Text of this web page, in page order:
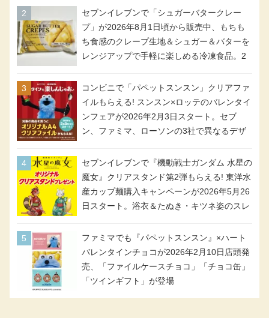
アメリカンドッグが税抜き69円!
セブンイレブンで「シュガーバタークレー
プ」が2026年8月1日頃から販売中、もちも
ち食感のクレープ生地＆シュガー＆バターを
レンジアップで手軽に楽しめる冷凍食品。2
コンビニで「パペットスンスン」クリアファ
イルもらえる! スンスン×ロッテのバレンタイ
ンフェアが2026年2月3日スタート。セブ
ン、ファミマ、ローソンの3社で異なるデザ
セブンイレブンで『機動戦士ガンダム 水星の
魔女』クリアスタンド第2弾もらえる! 東洋水
産カップ麺購入キャンペーンが2026年5月26
日スタート。浴衣＆たぬき・キツネ姿のスレ
号・5号) / シャディクが全6種のクリアスタ
ンドになって登場!
ファミマでも『パペットスンスン』×ハート
バレンタインチョコが2026年2月10日店頭発
売、「ファイルケースチョコ」「チョコ缶」
「ツインギフト」が登場